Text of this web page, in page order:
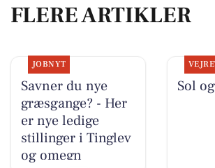
FLERE ARTIKLER
JOBNYT
Savner du nye
græsgange? - Her
er nye ledige
stillinger i Tinglev
og omegn
Sol